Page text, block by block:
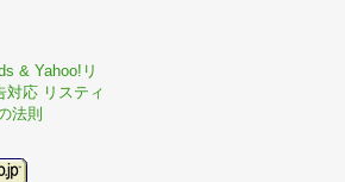
& Yahoo!リ
対応 リスティ
法則